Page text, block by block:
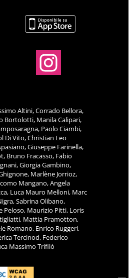
Altini, Corrado Bellora,
Bortolotti, Manila Calipari,
Paolo Ciambi,
Di Vito, Christian Leo
Giuseppe Farinella,
Bruno Fracasso, Fabio
Giorgia Gambino,
Marlène Jorrioz,
Mangano, Angela
Luca Mauro Melloni, Marc
Sabrina Olibano,
Peloso, Maurizio Pitti, Loris
Mattia Pramotton,
Romano, Enrico Ruggeri,
Tercinod, Federico
Massimo Trifilò